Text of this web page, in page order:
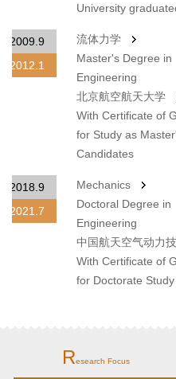
University
2009.9
2012.1
流体力学
Master's Degree
Engineering
北京航空航天大
With Certificate
for Study as
Candidates
2018.9
2021.7
Mechanics
Doctoral Degree
Engineering
中国航天空气动
With Certificate
for Doctorate
Research Focus